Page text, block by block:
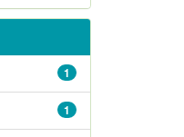
1
1